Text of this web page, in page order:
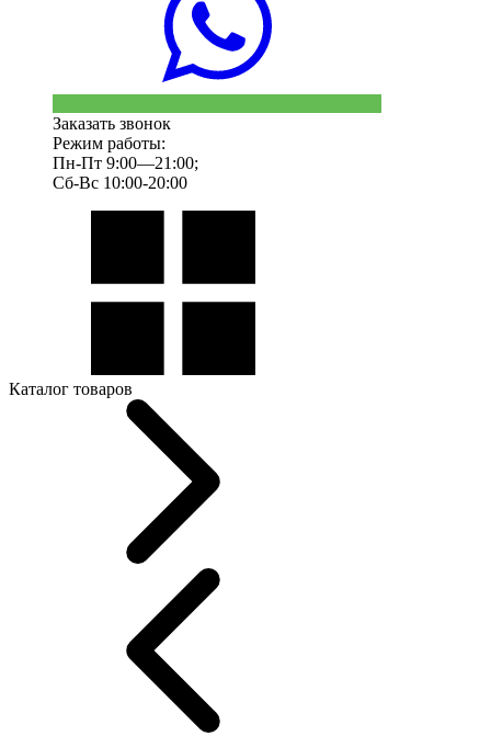
Заказать звонок
Режим работы:
Пн-Пт 9:00—21:00;
Сб-Вс 10:00-20:00
Каталог товаров